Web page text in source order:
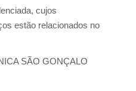
cujos
estão relacionados no
SÃO GONÇALO